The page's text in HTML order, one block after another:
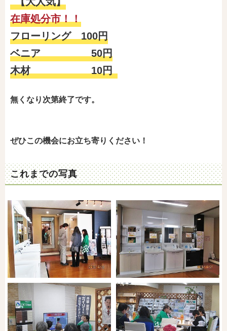
在庫処分市！！
フローリング 100円
ベニア 50円
木材 10円
無くなり次第終了です。
ぜひこの機会にお立ち寄りください！
これまでの写真